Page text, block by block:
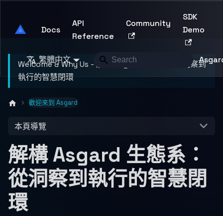
Asgard Developer
Docs
API
Reference
Community
SDK
Demo
繁體中文
Welcome & Why Us - 解構 Asgard 生態系，從洞察到
執行的智慧閉環
歡迎來到 Asgard
本頁導覽
解構 Asgard 生態系：
從洞察到執行的智慧閉
環